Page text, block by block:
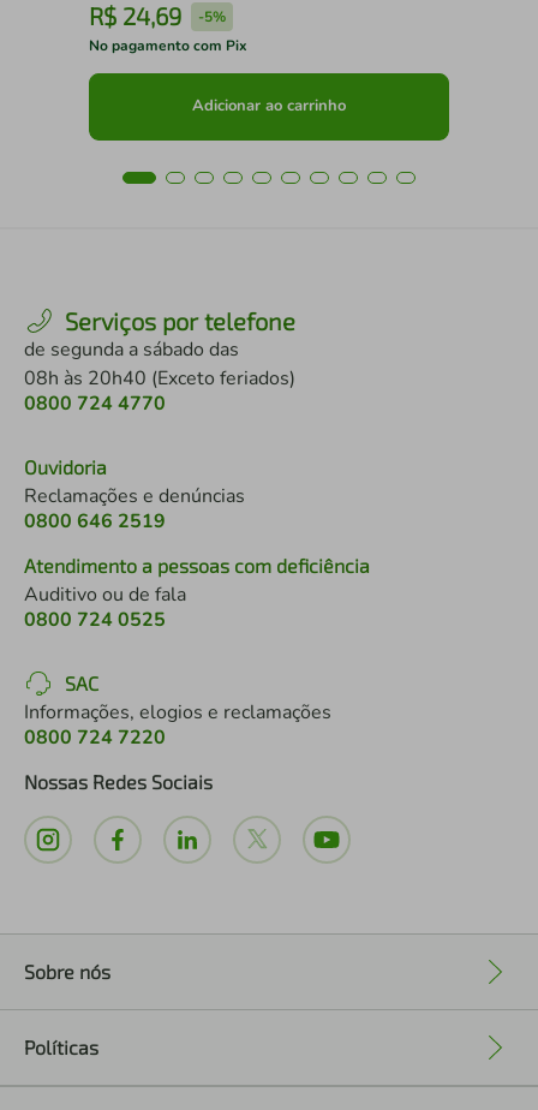
R$ 24,69 -5%
No pagamento com Pix
Adicionar ao carrinho
Serviços por telefone
de segunda a sábado das
08h às 20h40 (Exceto feriados)
0800 724 4770
Ouvidoria
Reclamações e denúncias
0800 646 2519
Atendimento a pessoas com deficiência
Auditivo ou de fala
0800 724 0525
SAC
Informações, elogios e reclamações
0800 724 7220
Nossas Redes Sociais
Sobre nós
Políticas